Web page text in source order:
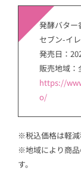
発酵バタ
セブン-イ
発売日：
販売地域：
https://
o/
※税込価格は軽減
※地域により商品
す。